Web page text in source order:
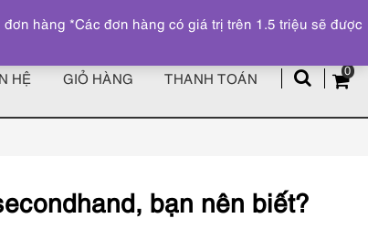
z
0
HỆ GIỎ HÀNG THANH TOÁN
bạn nên biết?
hàng *Các đơn hàng có giá trị trên 1.5 triệu sẽ được